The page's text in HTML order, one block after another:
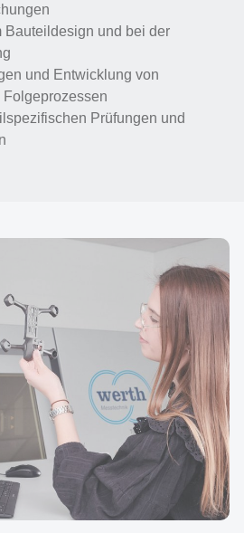
Bauteildesign und bei der
und Entwicklung von
Prüfungen und